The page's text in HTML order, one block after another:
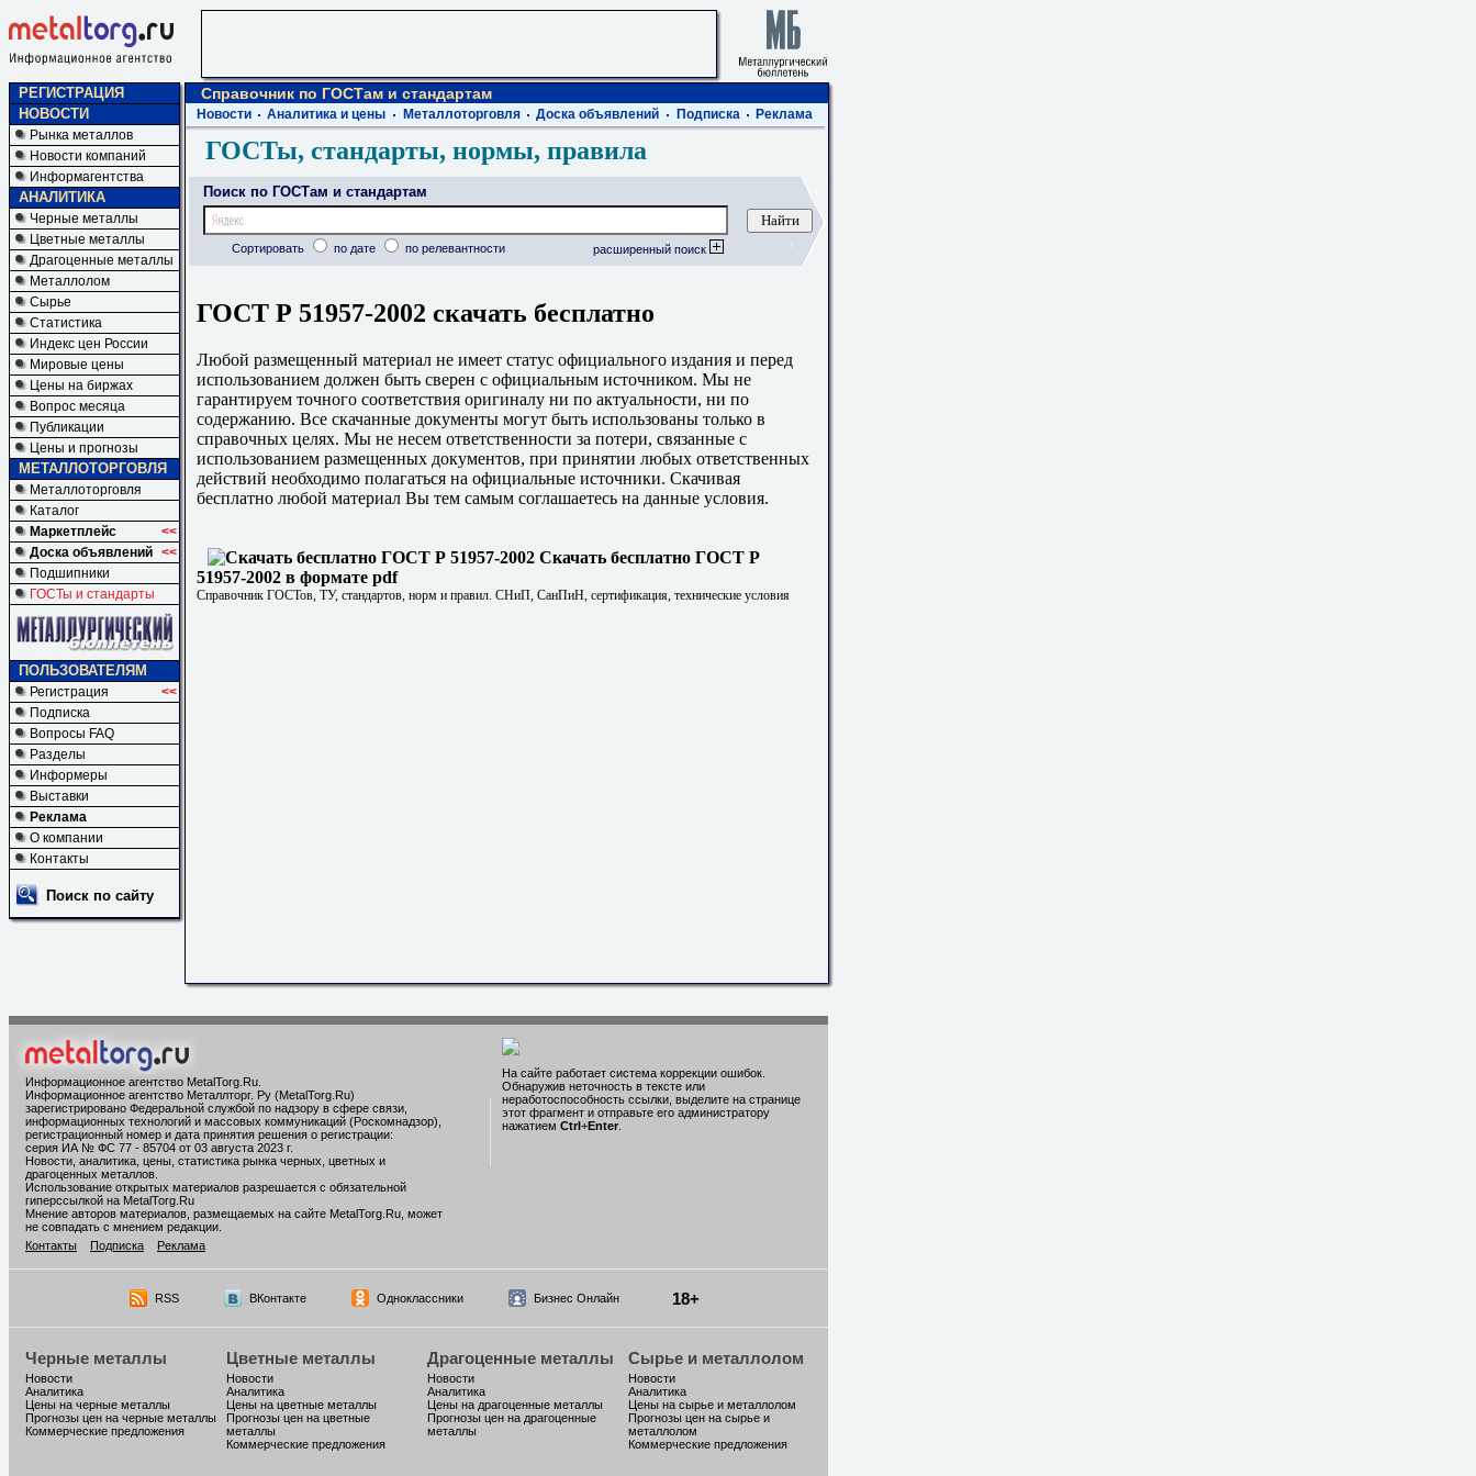
РЕГИСТРАЦИЯ
НОВОСТИ
Рынка металлов
Новости компаний
Информагентства
АНАЛИТИКА
Черные металлы
Цветные металлы
Драгоценные металлы
Металлолом
Сырье
Статистика
Индекс цен России
Мировые цены
Цены на биржах
Вопрос месяца
Публикации
Цены и прогнозы
МЕТАЛЛОТОРГОВЛЯ
Металлоторговля
Каталог
Маркетплейс
<<
Доска объявлений <<
Подшипники
ГОСТы и стандарты
ПОЛЬЗОВАТЕЛЯМ
Регистрация
<<
Подписка
Вопросы FAQ
Разделы
Информеры
Выставки
Реклама
О компании
Контакты
Поиск по сайту
Справочник по ГОСТам и стандартам
Новости Аналитика и цены Металлоторговля Доска объявлений Подписка Реклама
ГОСТы, стандарты, нормы, правила
Поиск по ГОСТам и стандартам
Сортировать по дате по релевантности расширенный поиск
ГОСТ Р 51957-2002 скачать бесплатно
Любой размещенный материал не имеет статус официального издания и перед
использованием должен быть сверен с официальным источником. Мы не
гарантируем точного соответствия оригиналу ни по актуальности, ни по
содержанию. Все скачанные документы могут быть использованы только в
справочных целях. Мы не несем ответственности за потери, связанные с
использованием размещенных документов, при принятии любых ответственных
действий необходимо полагаться на официальные источники. Скачивая
бесплатно любой материал Вы тем самым соглашаетесь на данные условия.
Скачать бесплатно ГОСТ Р
51957-2002 в формате pdf
Справочник ГОСТов, ТУ, стандартов, норм и правил. СНиП, СанПиН, сертификация, технические условия
Информационное агентство MetalTorg.Ru
Информационное агентство Металлторг. Ру (MetalTorg.Ru)
зарегистрировано Федеральной службой по надзору в сфере связи,
информационных технологий и массовых коммуникаций (Роскомнадзор),
регистрационный номер и дата принятия решения о регистрации:
серия ИА № ФС 77 - 85704 от 03 августа 2023 г.
Новости, аналитика, цены, статистика рынка черных, цветных и
драгоценных металлов.
Использование открытых материалов разрешается с обязательной
гиперссылкой на MetalTorg.Ru
Мнение авторов материалов, размещаемых на сайте MetalTorg.Ru, может
не совпадать с мнением редакции.
Контакты
Подписка Реклама
На сайте работает система коррекции ошибок.
Обнаружив неточность в тексте или
неработоспособность ссылки, выделите на странице
этот фрагмент и отправьте его администратору
нажатием Ctrl+Enter
RSS ВКонтакте Одноклассники Бизнес Онлайн 18+
Черные металлы
Новости
Аналитика
Цены на черные металлы
Прогнозы цен на черные металлы
Коммерческие предложения
Цветные металлы
Новости
Аналитика
Цены на цветные металлы
Прогнозы цен на цветные
металлы
Коммерческие предложения
Драгоценные металлы
Новости
Аналитика
Цены на драгоценные металлы
Прогнозы цен на драгоценные
металлы
Сырье и металлолом
Новости
Аналитика
Цены на сырье и металлолом
Прогнозы цен на сырье и
металлолом
Коммерческие предложения